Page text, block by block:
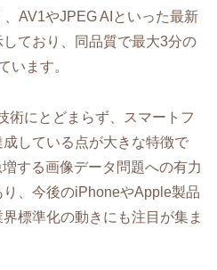
AV1やJPEG AIといった最新
ており、同品質で最大3分の
います。
術にとどまらず、スマートフ
している点が大きな特徴で
する画像データ問題への有力
、今後のiPhoneやApple製品
標準化の動きにも注目が集ま